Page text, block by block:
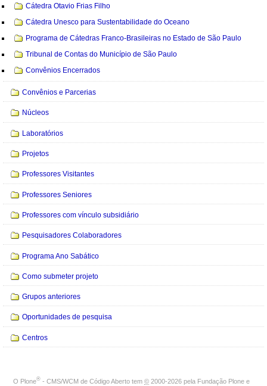
Cátedra Otavio Frias Filho
Cátedra Unesco para Sustentabilidade do Oceano
Programa de Cátedras Franco-Brasileiras no Estado de São Paulo
Tribunal de Contas do Município de São Paulo
Convênios Encerrados
Convênios e Parcerias
Núcleos
Laboratórios
Projetos
Professores Visitantes
Professores Seniores
Professores com vínculo subsidiário
Pesquisadores Colaboradores
Programa Ano Sabático
Como submeter projeto
Grupos anteriores
Oportunidades de pesquisa
Centros
O Plone® - CMS/WCM de Código Aberto tem © 2000-2026 pela Fundação Plone e